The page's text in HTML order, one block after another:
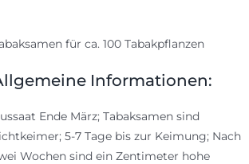
für ca. 100 Tabakpflanzen
Informationen:
Ende März; Tabaksamen sind
5-7 Tage bis zur Keimung; Nach
Wochen sind ein Zentimeter hohe